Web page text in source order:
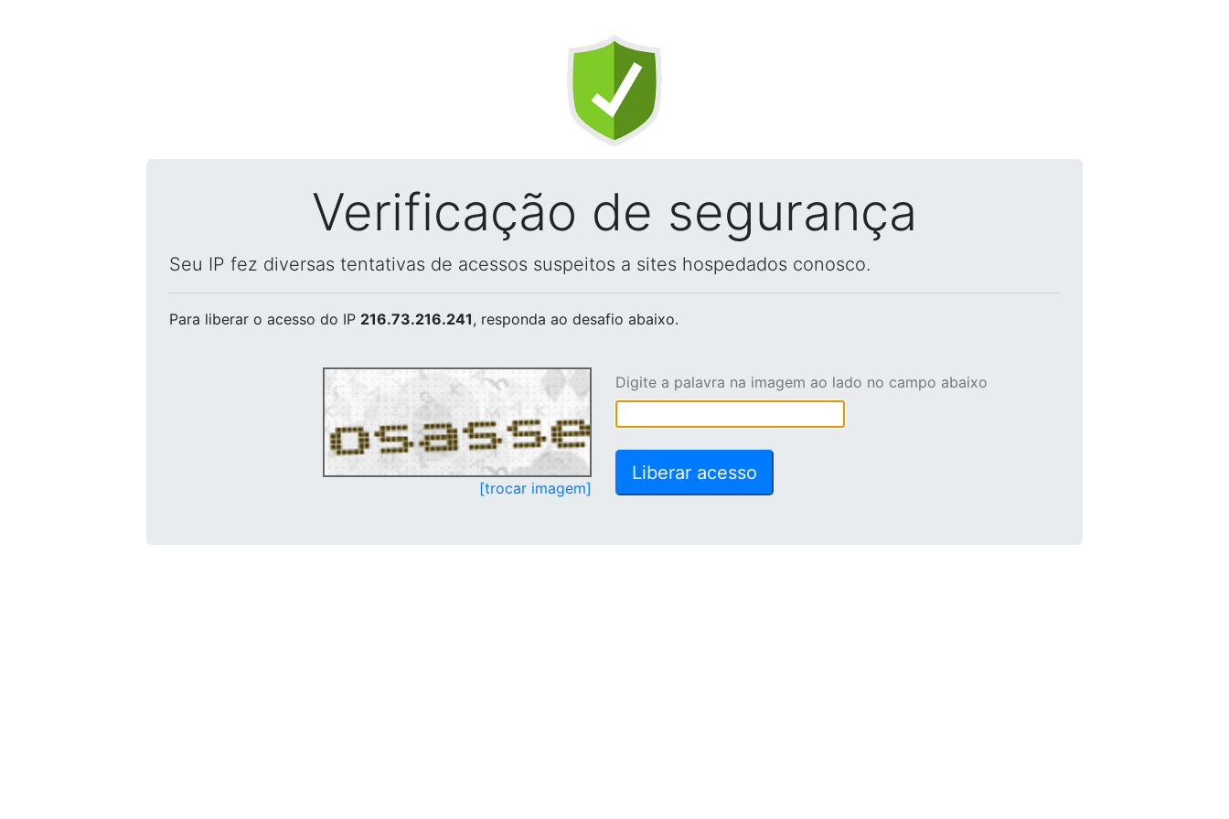
Verificação de segurança
Seu IP fez diversas tentativas de acessos suspeitos a sites hospedados conosco.
Para liberar o acesso do IP 216.73.216.241, responda ao desafio abaixo.
[trocar imagem]
Digite a palavra na imagem ao lado no campo abaixo